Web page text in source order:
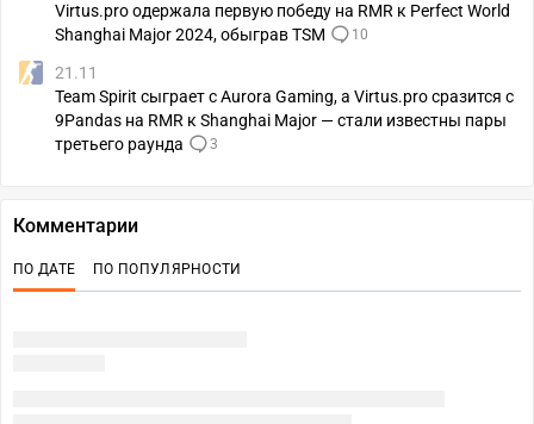
Virtus.pro одержала первую победу на RMR к Perfect World
Shanghai Major 2024, обыграв TSM
10
21.11
Team Spirit сыграет с Aurora Gaming, а Virtus.pro сразится с
9Pandas на RMR к Shanghai Major — стали известны пары
третьего раунда
3
Комментарии
ПО ДАТЕ ПО ПОПУЛЯРНОСТИ